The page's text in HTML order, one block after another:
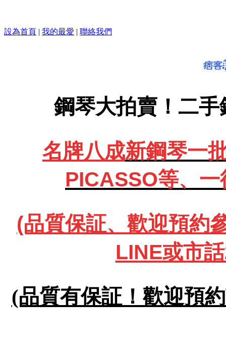
設為首頁 | 我的最愛 | 聯絡我們
鋼琴大拍賣！二
名牌八成新鋼琴一
PICASSO等、 一
(品質保証、歡迎預約
LINE或市
(品質有保証！歡迎預